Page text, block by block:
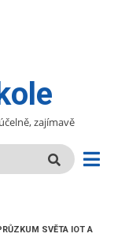
zajímavě
SVĚTA IOT A